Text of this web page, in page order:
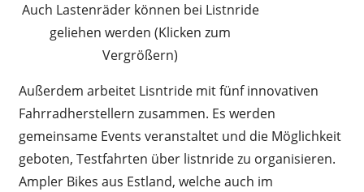
Auch Lastenräder können bei Listnride
geliehen werden (Klicken zum
Vergrößern)
Außerdem arbeitet Lisntride mit fünf innovativen
Fahrradherstellern zusammen. Es werden
gemeinsame Events veranstaltet und die Möglichkeit
geboten, Testfahrten über listnride zu organisieren.
Ampler Bikes aus Estland, welche auch im